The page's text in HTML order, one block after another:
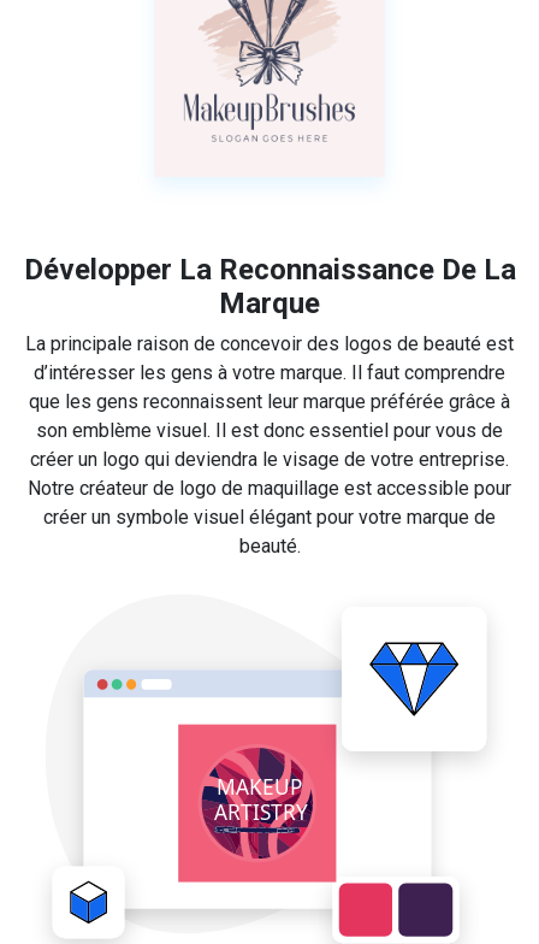
Développer La Reconnaissance De La
Marque
La principale raison de concevoir des logos de beauté est
d’intéresser les gens à votre marque. Il faut comprendre
que les gens reconnaissent leur marque préférée grâce à
son emblème visuel. Il est donc essentiel pour vous de
créer un logo qui deviendra le visage de votre entreprise.
Notre créateur de logo de maquillage est accessible pour
créer un symbole visuel élégant pour votre marque de
beauté.